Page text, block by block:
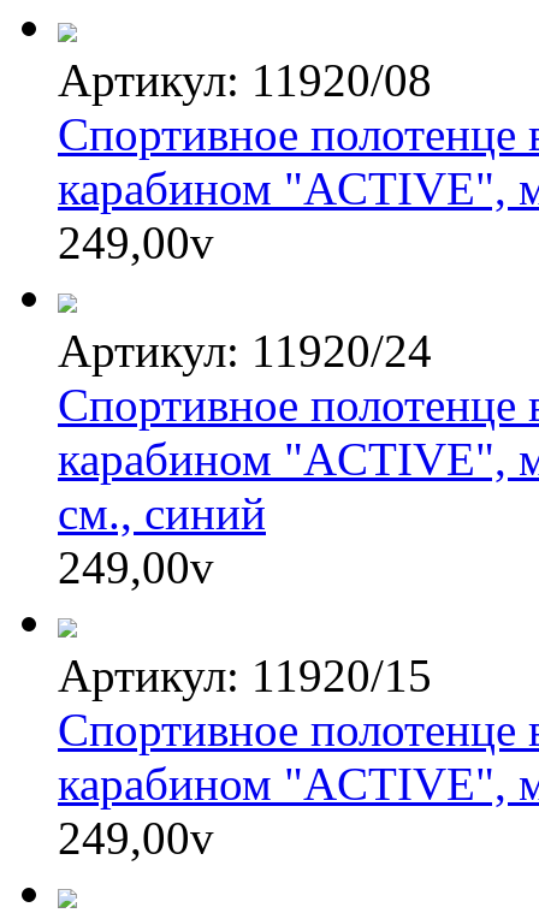
Артикул: 11920/08
Спортивное полотенце
карабином "ACTIVE",
249,00v
Артикул: 11920/24
Спортивное полотенце
карабином "ACTIVE",
см., синий
249,00v
Артикул: 11920/15
Спортивное полотенце
карабином "ACTIVE",
249,00v